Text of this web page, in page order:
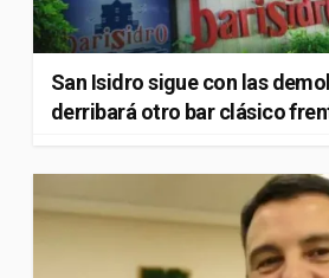
San Isidro sigue con las
derribará otro bar clásico